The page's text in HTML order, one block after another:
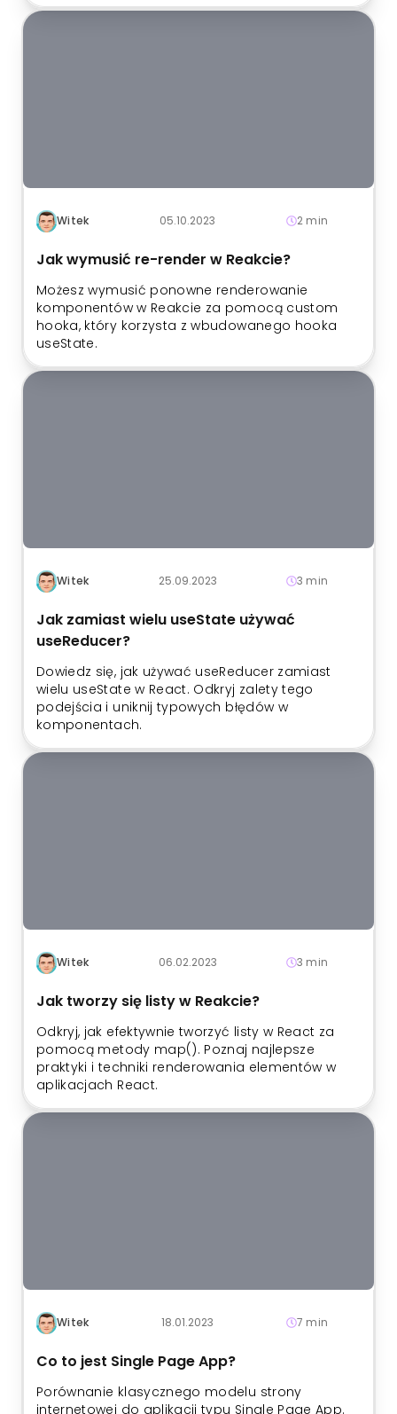
Witek 05.10.2023 2 min
Jak wymusić re-render w Reakcie?
Możesz wymusić ponowne renderowanie
komponentów w Reakcie za pomocą custom
hooka, który korzysta z wbudowanego hooka
useState.
Witek 25.09.2023 3 min
Jak zamiast wielu useState używać
useReducer?
Dowiedz się, jak używać useReducer zamiast
wielu useState w React. Odkryj zalety tego
podejścia i uniknij typowych błędów w
komponentach.
Witek 06.02.2023 3 min
Jak tworzy się listy w Reakcie?
Odkryj, jak efektywnie tworzyć listy w React za
pomocą metody map(). Poznaj najlepsze
praktyki i techniki renderowania elementów w
aplikacjach React.
Witek 18.01.2023 7 min
Co to jest Single Page App?
Porównanie klasycznego modelu strony
internetowej do aplikacji typu Single Page App.